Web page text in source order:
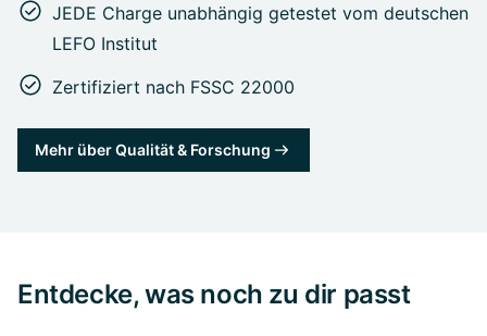
JEDE Charge unabhängig getestet vom deutschen
LEFO Institut
Zertifiziert nach FSSC 22000
Mehr über Qualität & Forschung
Entdecke, was noch zu dir passt